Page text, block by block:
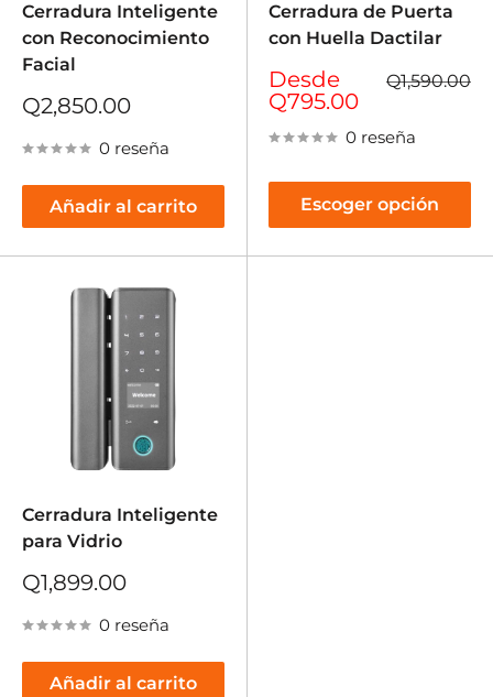
Cerradura Inteligente
con Reconocimiento
Facial
Precio
venta
Q2,850.00
0 reseña
Añadir al carrito
Cerradura de Puerta
con Huella Dactilar
Precio
de
Desde
Q795.00
Precio
habitual
Q1,590.00
0 reseña
Escoger opción
Cerradura Inteligente
para Vidrio
Precio
venta
Q1,899.00
0 reseña
Añadir al carrito